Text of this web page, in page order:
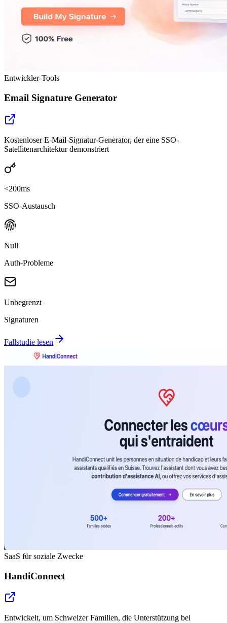
Entwickler-Tools
Email Signature Generator
Kostenloser E-Mail-Signatur-Generator, der eine SSO-
Satellitenarchitektur demonstriert
<200ms
SSO-Austausch
Null
Auth-Probleme
Unbegrenzt
Signaturen
Fallstudie lesen
SaaS für soziale Zwecke
HandiConnect
Entwickelt, um Schweizer Familien, die Unterstützung bei